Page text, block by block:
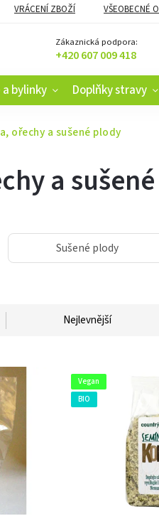
VRÁCENÍ ZBOŽÍ VŠEOBECNÉ
Zákaznická podpora:
+420 607 009 418
a bylinky Doplňky stravy
ořechy a sušené plody
a
Sušené plody
Nejlevnější
Vegan
BIO